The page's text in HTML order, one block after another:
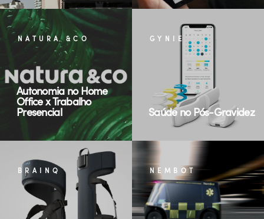
NATURA &CO
Autonomia no Home
Office x Trabalho
Presencial
GYNIE
Saúde no Pós-Gravidez
BRAINQ NEMBOT